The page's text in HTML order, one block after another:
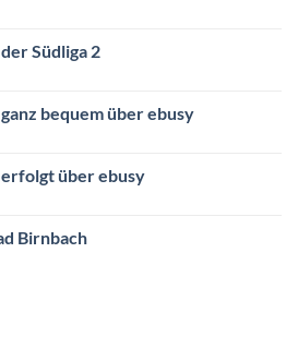
Südliga 2
bequem über ebusy
über ebusy
Birnbach